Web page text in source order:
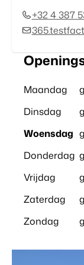
+32 4 387
Maandag
Dinsdag
Woensdag
Donderdag
Vrijdag
Zaterdag
Zondag